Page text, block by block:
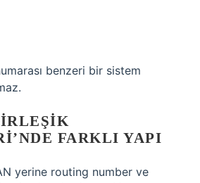
benzeri bir sistem
FARKLI YAPI
yerine routing number ve